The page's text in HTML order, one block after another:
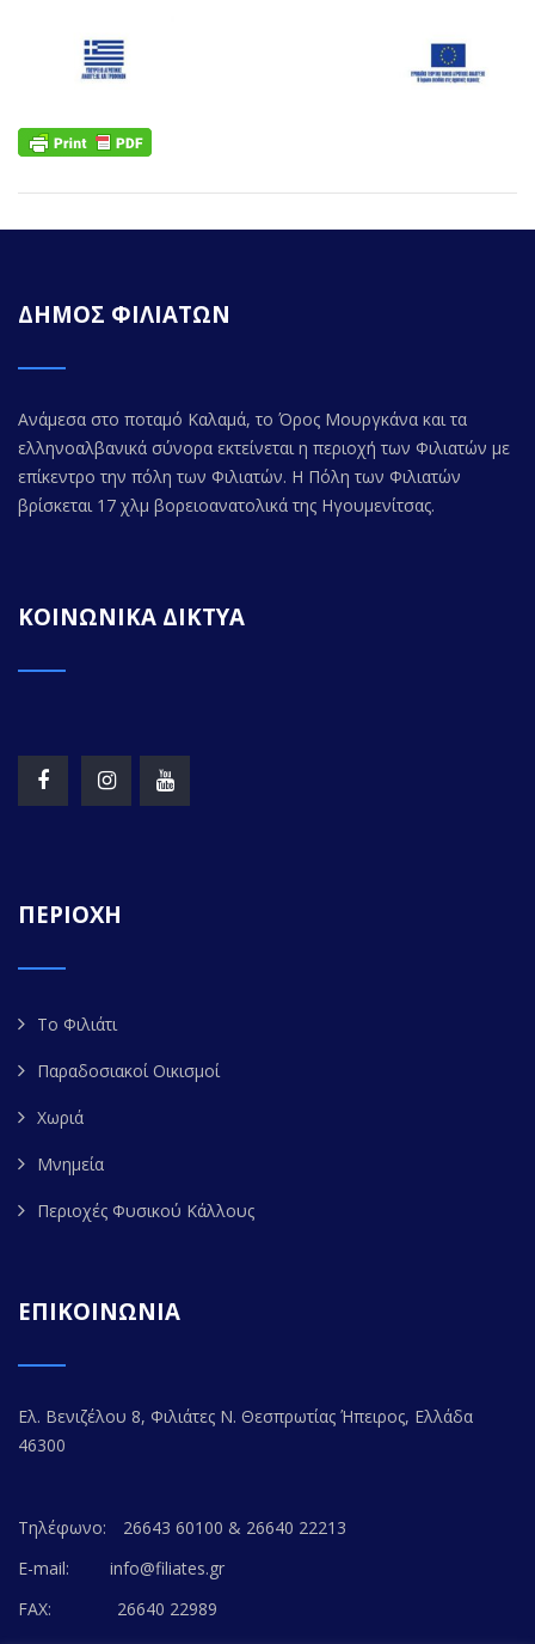
ΔΗΜΟΣ ΦΙΛΙΑΤΩΝ
Ανάμεσα στο ποταμό Καλαμά, το Όρος Μουργκάνα και τα
ελληνοαλβανικά σύνορα εκτείνεται η περιοχή των Φιλιατών με
επίκεντρο την πόλη των Φιλιατών. Η Πόλη των Φιλιατών
βρίσκεται 17 χλμ βορειοανατολικά της Ηγουμενίτσας.
ΚΟΙΝΩΝΙΚΑ ΔΙΚΤΥΑ
ΠΕΡΙΟΧΗ
Το Φιλιάτι
Παραδοσιακοί Οικισμοί
Χωριά
Μνημεία
Περιοχές Φυσικού Κάλλους
ΕΠΙΚΟΙΝΩΝΙΑ
Ελ. Βενιζέλου 8, Φιλιάτες Ν. Θεσπρωτίας Ήπειρος, Ελλάδα
46300
Τηλέφωνο:
26643 60100 & 26640 22213
E-mail:
info@filiates.gr
FAX:
26640 22989